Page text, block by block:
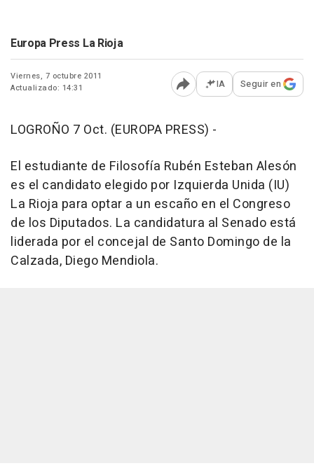
Europa Press La Rioja
Viernes, 7 octubre 2011
Actualizado: 14:31
Abrir opciones para
IA Seguir en
LOGROÑO 7 Oct. (EUROPA PRESS) -
El estudiante de Filosofía Rubén Esteban Alesón
es el candidato elegido por Izquierda Unida (IU)
La Rioja para optar a un escaño en el Congreso
de los Diputados. La candidatura al Senado está
liderada por el concejal de Santo Domingo de la
Calzada, Diego Mendiola.